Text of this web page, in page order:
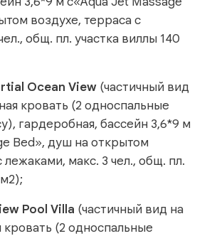
воздухе, терраса с
общ. пл. участка виллы 140
Ocean View (частичный вид
кровать (2 односпальные
гардеробная, бассейн 3,6*9 м
Bed», душ на открытом
лежаками, макс. 3 чел., общ. пл.
Pool Villa (частичный вид на
(2 односпальные